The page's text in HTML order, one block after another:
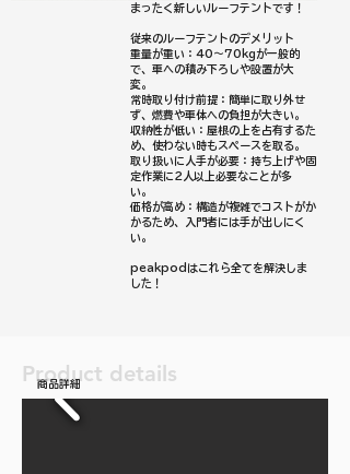
まったく新しいルーフテントです！
従来のルーフテントのデメリット
重量が重い：40〜70kgが一般的
で、車への積み下ろしや設置が大
変。
常時取り付け前提：簡単に取り外せ
ず、燃費や車体への負担が大きい。
収納性が低い：屋根の上を占有するた
め、使わない時もスペースを取る。
取り扱いに人手が必要：持ち上げや固
定作業に2人以上必要なことが多
い。
価格が高め：構造が複雑でコストがか
かるため、入門者には手が出しにく
い。
peakpodはこれら全てを解決しま
した！
Product details
​商品詳細